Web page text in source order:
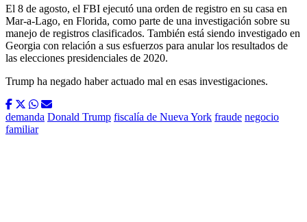
El 8 de agosto, el FBI ejecutó una orden de registro en su casa en
Mar-a-Lago, en Florida, como parte de una investigación sobre su
manejo de registros clasificados. También está siendo investigado en
Georgia con relación a sus esfuerzos para anular los resultados de
las elecciones presidenciales de 2020.
Trump ha negado haber actuado mal en esas investigaciones.
demanda Donald Trump fiscalía de Nueva York fraude negocio
familiar